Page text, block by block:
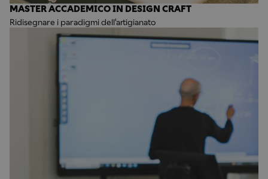
MASTER ACCADEMICO IN DESIGN CRAFT
Ridisegnare i paradigmi dell'artigianato